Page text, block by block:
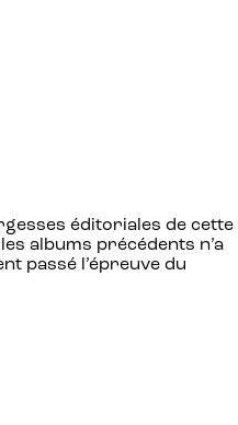
éditoriales de cette
albums précédents n’a
passé l’épreuve du